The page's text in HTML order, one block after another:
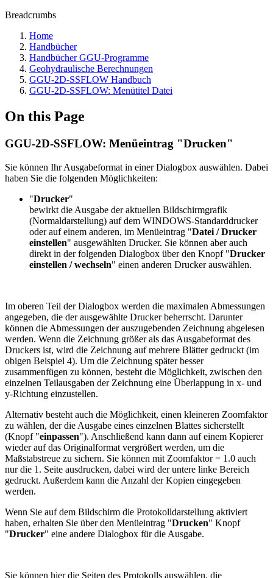
Breadcrumbs
Home
Handbücher
Handbücher GGU-Programme
Geohydraulische Berechnungen
GGU-2D-SSFLOW Handbuch
GGU-2D-SSFLOW: Menütitel Datei
On this Page
GGU-2D-SSFLOW: Menüeintrag "Drucken"
Sie können Ihr Ausgabeformat in einer Dialogbox auswählen. Dabei
haben Sie die folgenden Möglichkeiten:
"Drucker"
bewirkt die Ausgabe der aktuellen Bildschirmgrafik
(Normaldarstellung) auf dem WINDOWS-Standarddrucker
oder auf einem anderen, im Menüeintrag "Datei / Drucker
einstellen" ausgewählten Drucker. Sie können aber auch
direkt in der folgenden Dialogbox über den Knopf "Drucker
einstellen / wechseln" einen anderen Drucker auswählen.
Im oberen Teil der Dialogbox werden die maximalen Abmessungen
angegeben, die der ausgewählte Drucker beherrscht. Darunter
können die Abmessungen der auszugebenden Zeichnung abgelesen
werden. Wenn die Zeichnung größer als das Ausgabeformat des
Druckers ist, wird die Zeichnung auf mehrere Blätter gedruckt (im
obigen Beispiel 4). Um die Zeichnung später besser
zusammenfügen zu können, besteht die Möglichkeit, zwischen den
einzelnen Teilausgaben der Zeichnung eine Überlappung in x- und
y-Richtung einzustellen.
Alternativ besteht auch die Möglichkeit, einen kleineren Zoomfaktor
zu wählen, der die Ausgabe eines einzelnen Blattes sicherstellt
(Knopf "einpassen"). Anschließend kann dann auf einem Kopierer
wieder auf das Originalformat vergrößert werden, um die
Maßstabstreue zu sichern. Sie können mit Zoomfaktor = 1.0 auch
nur die 1. Seite ausdrucken, dabei wird der untere linke Bereich
gedruckt. Außerdem kann die Anzahl der Kopien eingegeben
werden.
Wenn Sie auf dem Bildschirm die Protokolldarstellung aktiviert
haben, erhalten Sie über den Menüeintrag "Drucken" Knopf
"Drucker" eine andere Dialogbox für die Ausgabe.
Sie können hier die Seiten des Protokolls auswählen, die